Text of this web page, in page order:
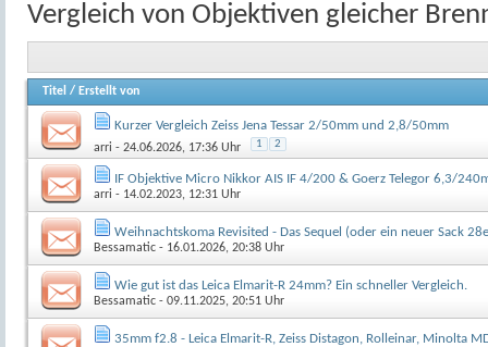
Vergleich von Objektiven gleicher
Titel / Erstellt von
Kurzer Vergleich Zeiss Jena Tessar 2/50mm und 2,8/50mm
arri - 24.06.2026, 17:36 Uhr 1 2
IF Objektive Micro Nikkor AIS IF 4/200 & Goerz Telegor 6,3/
arri - 14.02.2023, 12:31 Uhr
Weihnachtskoma Revisited - Das Sequel (oder ein neuer Sack
Bessamatic - 16.01.2026, 20:38 Uhr
Wie gut ist das Leica Elmarit-R 24mm? Ein schneller Vergleich.
Bessamatic - 09.11.2025, 20:51 Uhr
35mm f2.8 - Leica Elmarit-R, Zeiss Distagon, Rolleinar, Minolta